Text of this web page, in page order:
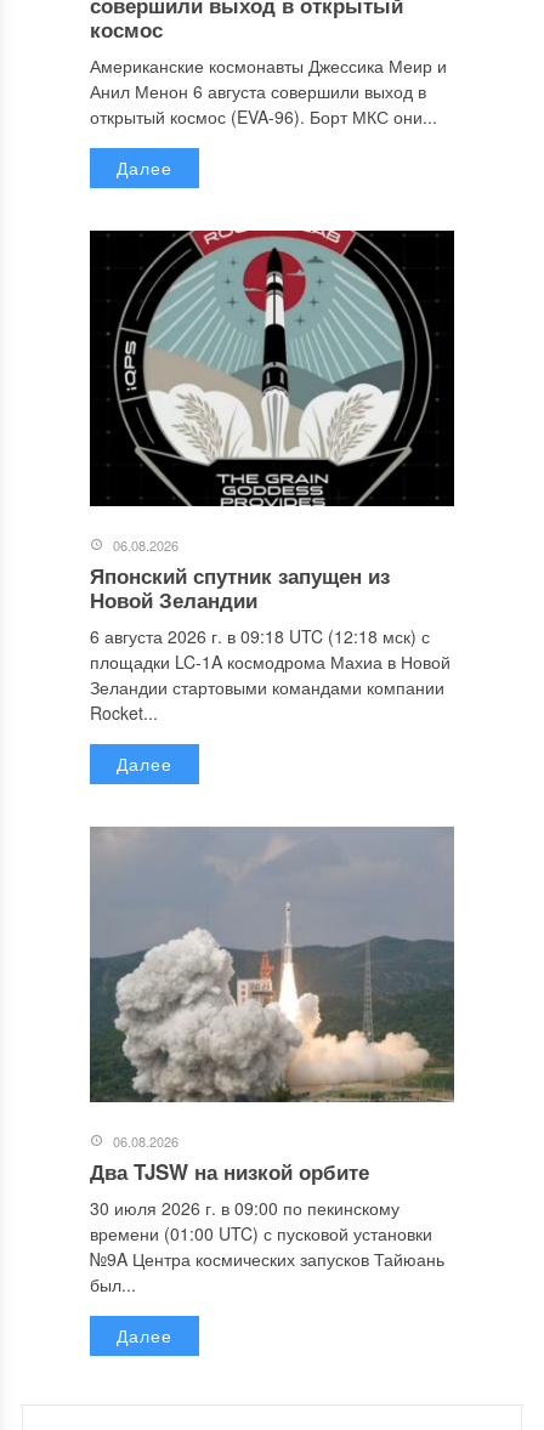
космос
Американские космонавты Джессика Меир и
Анил Менон 6 августа совершили выход в
открытый космос (EVA-96). Борт МКС они...
Далее
06.08.2026
Японский спутник запущен из
Новой Зеландии
6 августа 2026 г. в 09:18 UTC (12:18 мск) с
площадки LC-1A космодрома Махиа в Новой
Зеландии стартовыми командами компании
Rocket...
Далее
06.08.2026
Два TJSW на низкой орбите
30 июля 2026 г. в 09:00 по пекинскому
времени (01:00 UTC) с пусковой установки
№9A Центра космических запусков Тайюань
был...
Далее